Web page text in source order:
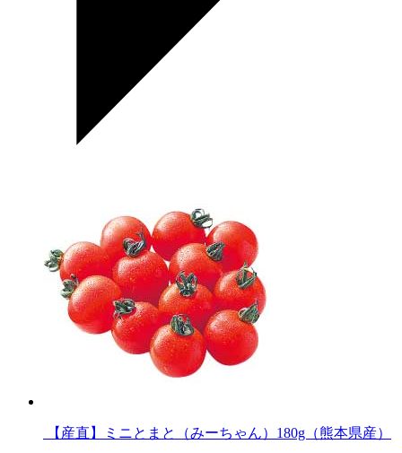
【産直】ミニとまと（みーちゃん）180g（熊本県産）